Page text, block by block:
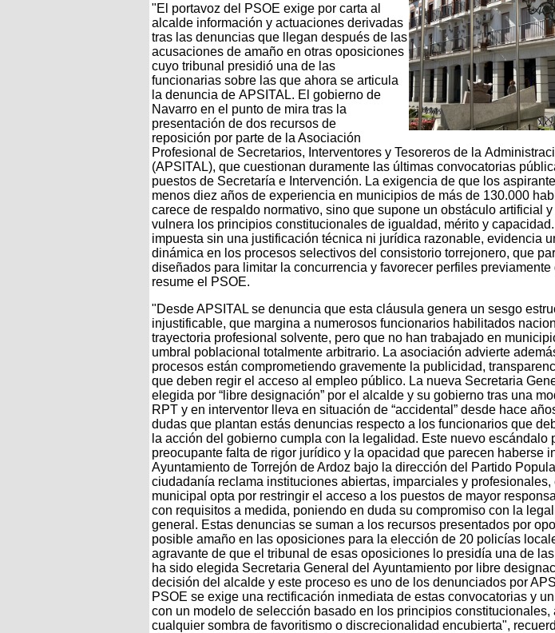
"El portavoz del PSOE exige por carta al
alcalde información y actuaciones derivadas
tras las denuncias que llegan después de las
acusaciones de amaño en otras oposiciones
cuyo tribunal presidió una de las
funcionarias sobre las que ahora se articula
la denuncia de APSITAL. El gobierno de
Navarro en el punto de mira tras la
presentación de dos recursos de
reposición por parte de la Asociación
Profesional de Secretarios, Interventores y Tesoreros de la
(APSITAL), que cuestionan duramente las últimas convocatorias
puestos de Secretaría e Intervención. La exigencia de que los
menos diez años de experiencia en municipios de más de 130.000
carece de respaldo normativo, sino que supone un obstáculo artificial
vulnera los principios constitucionales de igualdad, mérito y
impuesta sin una justificación técnica ni jurídica razonable, evidencia
dinámica en los procesos selectivos del consistorio torrejonero, que
diseñados para limitar la concurrencia y favorecer perfiles previamente
resume el PSOE.
"Desde APSITAL se denuncia que esta cláusula genera un sesgo
injustificable, que margina a numerosos funcionarios habilitados
trayectoria profesional solvente, pero que no han trabajado en
umbral poblacional totalmente arbitrario. La asociación advierte
procesos están comprometiendo gravemente la publicidad,
que deben regir el acceso al empleo público. La nueva Secretaria
elegida por “libre designación” por el alcalde y su gobierno tras una
RPT y en interventor lleva en situación de “accidental” desde hace
dudas que plantan estás denuncias respecto a los funcionarios que
la acción del gobierno cumpla con la legalidad. Este nuevo escándalo
preocupante falta de rigor jurídico y la opacidad que parecen haberse
Ayuntamiento de Torrejón de Ardoz bajo la dirección del Partido
ciudadanía reclama instituciones abiertas, imparciales y profesionales,
municipal opta por restringir el acceso a los puestos de mayor
con requisitos a medida, poniendo en duda su compromiso con la
general. Estas denuncias se suman a los recursos presentados por
posible amaño en las oposiciones para la elección de 20 policías
agravante de que el tribunal de esas oposiciones lo presidía una de
ha sido elegida Secretaria General del Ayuntamiento por libre
decisión del alcalde y este proceso es uno de los denunciados por
PSOE se exige una rectificación inmediata de estas convocatorias y
con un modelo de selección basado en los principios constitucionales,
cualquier sombra de favoritismo o discrecionalidad encubierta",